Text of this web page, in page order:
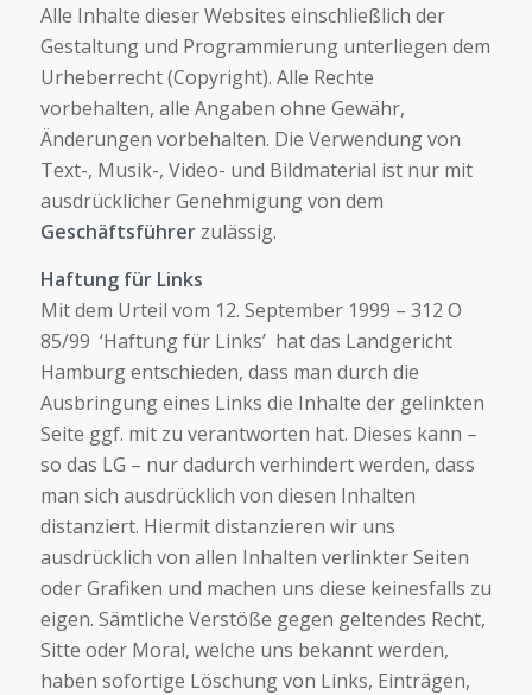
Alle Inhalte dieser Websites einschließlich der
Gestaltung und Programmierung unterliegen dem
Urheberrecht (Copyright). Alle Rechte
vorbehalten, alle Angaben ohne Gewähr,
Änderungen vorbehalten. Die Verwendung von
Text-, Musik-, Video- und Bildmaterial ist nur mit
ausdrücklicher Genehmigung von dem
Geschäftsführerzulässig.
Haftung für Links
Mit dem Urteil vom 12. September 1999 – 312 O
85/99 ­ ‘Haftung für Links’ ­ hat das Landgericht
Hamburg entschieden, dass man durch die
Ausbringung eines Links die Inhalte der gelinkten
Seite ggf. mit zu verantworten hat. Dieses kann –
so das LG – nur dadurch verhindert werden, dass
man sich ausdrücklich von diesen Inhalten
distanziert. Hiermit distanzieren wir uns
ausdrücklich von allen Inhalten verlinkter Seiten
oder Grafiken und machen uns diese keinesfalls zu
eigen. Sämtliche Verstöße gegen geltendes Recht,
Sitte oder Moral, welche uns bekannt werden,
haben sofortige Löschung von Links, Einträgen,